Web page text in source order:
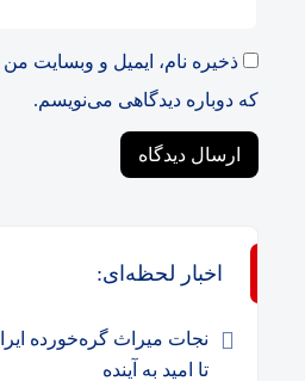
ذخیره نام، ایمیل و وبسایت
که دوباره دیدگاهی می‌نویسم.
اخبار لحظه‌ای:
نجات میراث گره‌خورده
تا امید به آینده